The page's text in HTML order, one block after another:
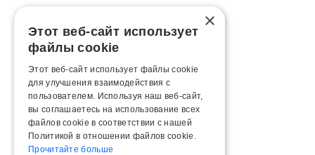
×
Этот веб-сайт использует
файлы cookie
Этот веб-сайт использует файлы cookie
для улучшения взаимодействия с
пользователем. Используя наш веб-сайт,
вы соглашаетесь на использование всех
файлов cookie в соответствии с нашей
Политикой в ​​отношении файлов cookie.
Прочитайте больше